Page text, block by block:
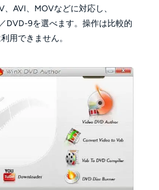
AVI、MOVなどに対応し、
DVD-9を選べます。操作は比較的
用できません。